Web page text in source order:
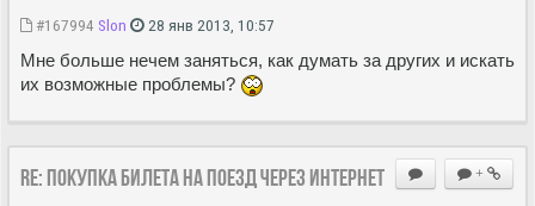
#167994 Slon 28 янв 2013, 10:57
Мне больше нечем заняться, как думать за других и искать
их возможные проблемы?
+
Re: Покупка билета на поезд через Интернет